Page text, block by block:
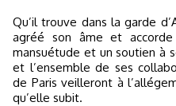
Qu’il trouve dans la garde
agréé son âme et
mansuétude et un soutien à
et l’ensemble de ses
de Paris veilleront à
qu’elle subit.